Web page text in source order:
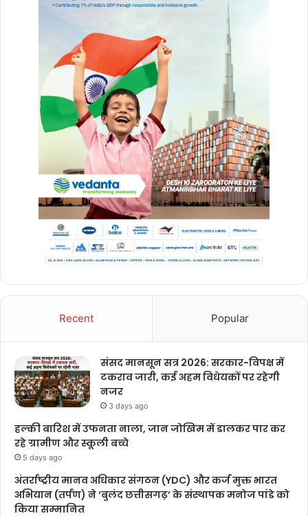
Recent Popular
संसद मानसून सत्र 2026: सरकार-विपक्ष में
टकराव जारी, कई अहम विधेयकों पर रहेगी
नजर
3 days ago
हल्की बारिश में उफनता नाला, जान जोखिम में डालकर पार कर
रहे ग्रामीण और स्कूली बच्चे
5 days ago
अंतर्राष्ट्रीय मानव अधिकार संगठन (YDC) और कर्ज मुक्त भारत
अभियान (तर्पण) ने ‘बुलंद छत्तीसगढ़’ के संस्थापक मनोज पांडे को
किया सम्मानित